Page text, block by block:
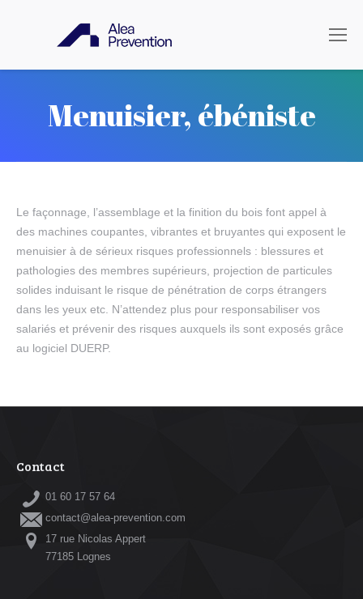
Menuisier, ébéniste
Le façonnage, l’assemblage et la finition du bois font appel à
des machines coupantes, vibrantes et bruyantes qui exposent le
menuisier à de sérieux risques professionnels : blessures et
pathologies des membres supérieurs, projection de particules
solides induisant le risque de pénétration de corps étrangers
dans les yeux etc. N’attendez plus pour responsabiliser vos
salariés et prévenir des risques auxquels ils sont exposés grâce
au logiciel DUERP.
Contact
01 60 17 57 64
contact@alea-prevention.com
17 rue Nicolas Appert
77185 Lognes